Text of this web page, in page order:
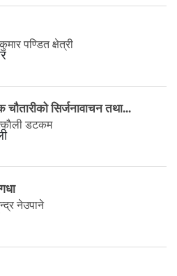
पण्डित क्षेत्री
चाैतारीकाे सिर्जनावाचन तथा...
डटकम
नेउपाने